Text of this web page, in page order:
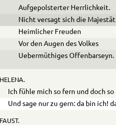
Aufgepolsterter Herrlichkeit.
Nicht versagt sich die Majestät
Heimlicher Freuden
Vor den Augen des Volkes
Ue bermüthiges Offenbarseyn.
HELENA.
Ich fühle mich so fern und doch so
Und sage nur zu gern: da bin ich!
FAUST.